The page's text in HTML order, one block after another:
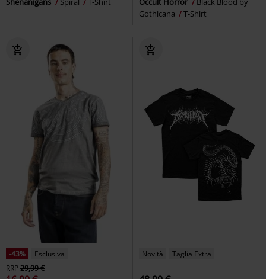
Gothicana
T-Shirt
-43%
Esclusiva
RRP29,99 €
Novità Taglia Extra